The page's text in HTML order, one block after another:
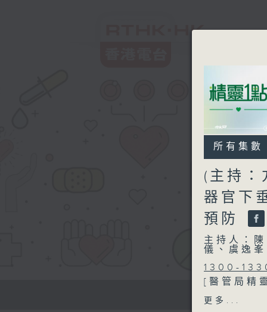
所有集數
(主持：
器官下
預防
主持人：
儀、虞逸
1300-
[醫管局精
主題：婦
更多...